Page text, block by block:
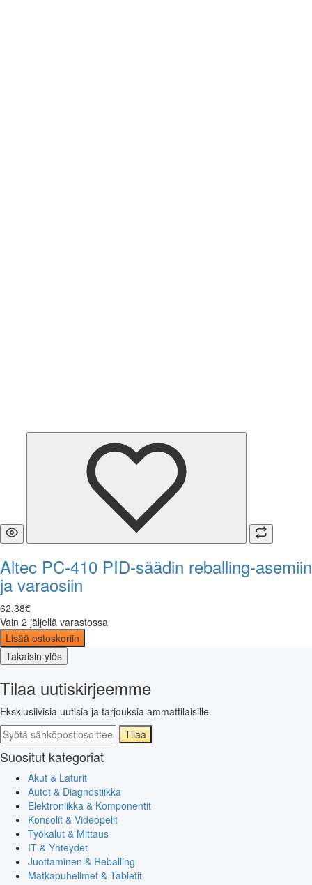
Altec PC-410 PID-säädin reballing-asemiin
ja varaosiin
62,38€
Vain 2 jäljellä varastossa
Lisää ostoskoriin
Takaisin ylös
Tilaa uutiskirjeemme
Eksklusiivisia uutisia ja tarjouksia ammattilaisille
Tilaa
Suositut kategoriat
Akut & Laturit
Autot & Diagnostiikka
Elektroniikka & Komponentit
Konsolit & Videopelit
Työkalut & Mittaus
IT & Yhteydet
Juottaminen & Reballing
Matkapuhelimet & Tabletit